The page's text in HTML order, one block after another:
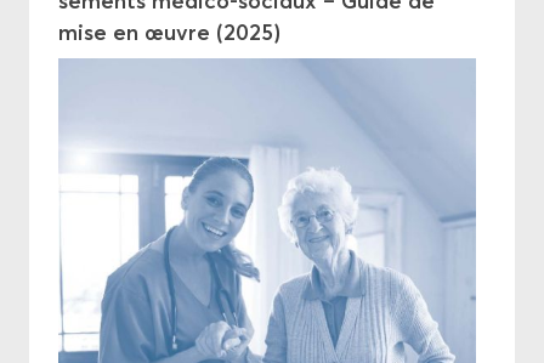
Prises de po­si­tion
Bul­le­tin ASSM
Rap­ports an­nuels
Pro­jets
Pro­mo­tion
mise en œuvre (2025)